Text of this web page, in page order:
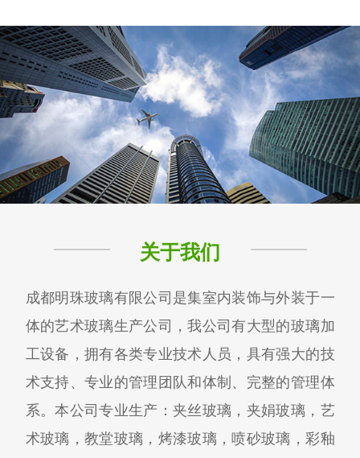
关于我们
成都明珠玻璃有限公司是集室内装饰与外装于一
体的艺术玻璃生产公司，我公司有大型的玻璃加
工设备，拥有各类专业技术人员，具有强大的技
术支持、专业的管理团队和体制、完整的管理体
系。本公司专业生产：夹丝玻璃，夹娟玻璃，艺
术玻璃，教堂玻璃，烤漆玻璃，喷砂玻璃，彩釉